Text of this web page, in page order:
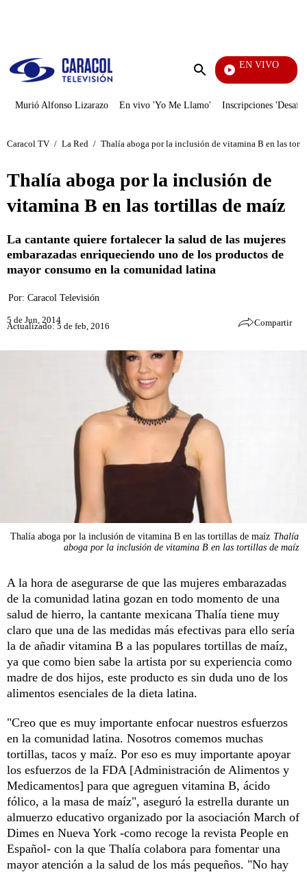
Enviar
EN VIVO
Televentas
Murió Alfonso Lizarazo En vivo 'Yo Me Llamo' Inscripciones
Caracol TV / La Red / Thalía aboga por la inclusión de vitamina B en las
Thalía aboga por la inclusión de
vitamina B en las tortillas de maíz
La cantante quiere fortalecer la salud de las mujeres
embarazadas enriqueciendo uno de los productos de
mayor consumo en la comunidad latina
Por: Caracol Televisión
5 de Jun, 2014
Actualizado: 5 de feb, 2016 Compartir
Thalía aboga por la inclusión de vitamina B en las tortillas de maíz Thalía
aboga por la inclusión de vitamina B en las tortillas de maíz
A la hora de asegurarse de que las mujeres embarazadas
de la comunidad latina gozan en todo momento de una
salud de hierro, la cantante mexicana Thalía tiene muy
claro que una de las medidas más efectivas para ello sería
la de añadir vitamina B a las populares tortillas de maíz,
ya que como bien sabe la artista por su experiencia como
madre de dos hijos, este producto es sin duda uno de los
alimentos esenciales de la dieta latina.
"Creo que es muy importante enfocar nuestros esfuerzos
en la comunidad latina. Nosotros comemos muchas
tortillas, tacos y maíz. Por eso es muy importante apoyar
los esfuerzos de la FDA [Administración de Alimentos y
Medicamentos] para que agreguen vitamina B, ácido
fólico, a la masa de maíz", aseguró la estrella durante un
almuerzo educativo organizado por la asociación March of
Dimes en Nueva York -como recoge la revista People en
Español- con la que Thalía colabora para fomentar una
mayor atención a la salud de los más pequeños. "No hay